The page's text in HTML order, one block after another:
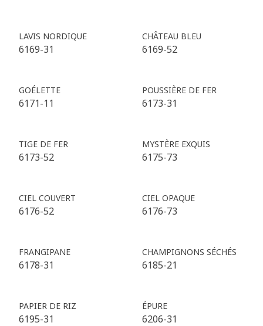
LAVIS NORDIQUE
6169-31
CHÂTEAU BLEU
6169-52
GOÉLETTE
6171-11
POUSSIÈRE DE FER
6173-31
TIGE DE FER
6173-52
MYSTÈRE EXQUIS
6175-73
CIEL COUVERT
6176-52
CIEL OPAQUE
6176-73
FRANGIPANE
6178-31
CHAMPIGNONS SÉCHÉS
6185-21
PAPIER DE RIZ
6195-31
ÉPURE
6206-31